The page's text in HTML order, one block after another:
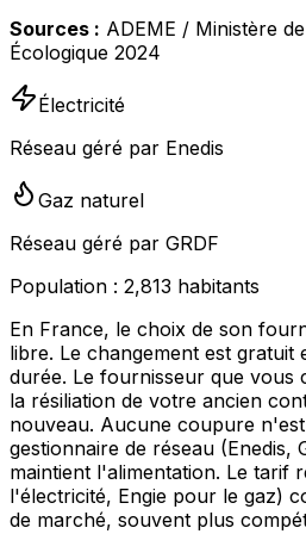
Sources : ADEME / Ministère
Écologique 2024
Électricité
Réseau géré par Enedis
Gaz naturel
Réseau géré par GRDF
Population : 2,813 habitants
En France, le choix de son
libre. Le changement est gratuit
durée. Le fournisseur que vous
la résiliation de votre ancien
nouveau. Aucune coupure
gestionnaire de réseau (Enedis,
maintient l'alimentation. Le tarif
l'électricité, Engie pour le gaz)
de marché, souvent plus